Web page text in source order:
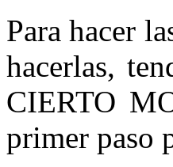
Para hacer
hacerlas,
CIERTO
primer paso